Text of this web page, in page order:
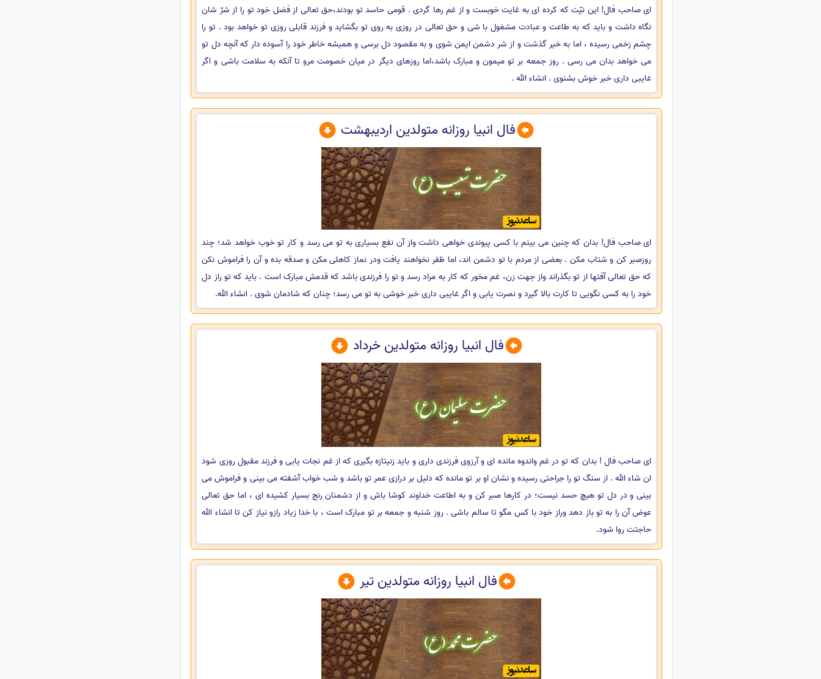
ای صاحب فال! این نیّت که کرده ای به غایت خوبست و از غم رها گردی . قومی حاسد تو بودند،حق تعالی از فضل خود تو را از شرّ شان
نگاه داشت و باید که به طاعت و عبادت مشغول با شی و حق تعالی در روزی به روی تو بگشاید و فرزند قابلی روزی تو خواهد بود . تو را
چشم زخمی رسیده ، اما به خیر گذشت و از شر دشمن ایمن شوی و به مقصود دل برسی و همیشه خاطر خود را آسوده دار که آنچه دل تو
می خواهد بدان می رسی . روز جمعه بر تو میمون و مبارک باشد،اما روزهای دیگر در میان خصومت مرو تا آنکه به سلامت باشی و اگر
غایبی داری خبر خوش بشنوی . انشاء الله .
فال انبیا روزانه متولدین اردیبهشت
ای صاحب فال! بدان که چنین می بینم با کسی پیوندی خواهی داشت واز آن نفع بسیاری به تو می رسد و کار تو خوب خواهد شد؛ چند
روزصبر کن و شتاب مکن . بعضی از مردم با تو دشمن اند، اما ظفر نخواهند یافت ودر نماز کاهلی مکن و صدقه بده و آن را فراموش نکن
که حق تعالی آفتها از تو بگذراند واز جهت زن، غم مخور که کار به مراد رسد و تو را فرزندی باشد که قدمش مبارک است . باید که تو راز دل
خود را به کسی نگویی تا کارت بالا گیرد و نصرت یابی و اگر غایبی داری خبر خوشی به تو می رسد؛ چنان که شادمان شوی . انشاء الله.
فال انبیا روزانه متولدین خرداد
ای صاحب فال ! بدان که تو در غم واندوه مانده ای و آرزوی فرزندی داری و باید زنیتازه بگیری که از غم نجات یابی و فرزند مقبول روزی شود
ان شاء الله . از سنگ تو را جراحتی رسیده و نشان او بر تو مانده که دلیل بر درازی عمر تو باشد و شب خواب آشفته می بینی و فراموش می
بینی و در دل تو هیچ حسد نیست؛ در کارها صبر کن و به اطاعت خداوند کوشا باش و از دشمنان رنج بسیار کشیده ای ، اما حق تعالی
عوض آن را به تو باز دهد وراز خود با کس مگو تا سالم باشی . روز شنبه و جمعه بر تو مبارک است ، با خدا زیاد رازو نیاز کن تا انشاء الله
حاجتت روا شود.
فال انبیا روزانه متولدین تیر